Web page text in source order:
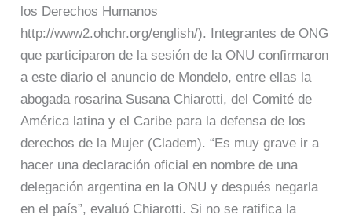
los Derechos Humanos
http://www2.ohchr.org/english/). Integrantes de ONG
que participaron de la sesión de la ONU confirmaron
a este diario el anuncio de Mondelo, entre ellas la
abogada rosarina Susana Chiarotti, del Comité de
América latina y el Caribe para la defensa de los
derechos de la Mujer (Cladem). “Es muy grave ir a
hacer una declaración oficial en nombre de una
delegación argentina en la ONU y después negarla
en el país”, evaluó Chiarotti. Si no se ratifica la